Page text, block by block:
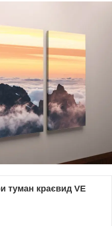
туман краєвид VE